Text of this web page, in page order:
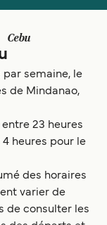
(DE)
Cebu
par semaine, le
de Mindanao,
23 heures
heures pour le
des horaires
varier de
de consulter les